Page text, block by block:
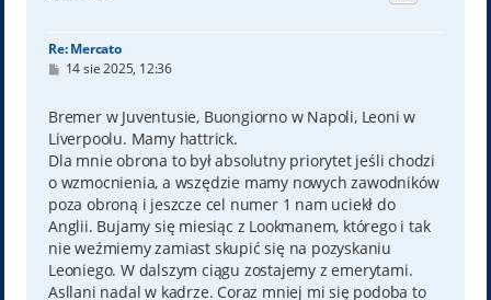
Re: Mercato
P
t
14 sie 2025, 12:36
Bremer w Juventusie, Buongiorno w Napoli, Leoni w
Liverpoolu. Mamy hattrick.
Dla mnie obrona to był absolutny priorytet jeśli chodzi
o wzmocnienia, a wszędzie mamy nowych zawodników
poza obroną i jeszcze cel numer 1 nam uciekł do
Anglii. Bujamy się miesiąc z Lookmanem, którego i tak
nie weźmiemy zamiast skupić się na pozyskaniu
Leoniego. W dalszym ciągu zostajemy z emerytami.
Asllani nadal w kadrze. Coraz mniej mi się podoba to